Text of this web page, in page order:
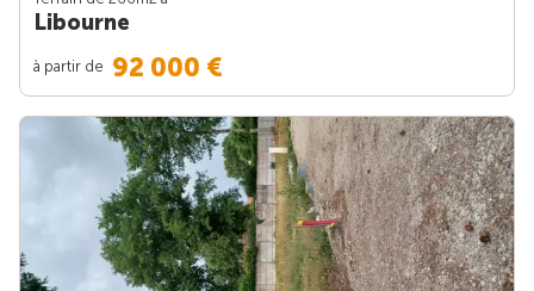
Libourne
à partir de 92 000 €